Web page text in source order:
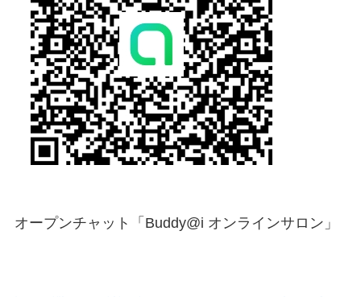
オープンチャット「Buddy@i オンラインサロン」